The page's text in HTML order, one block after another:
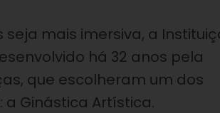
mais imersiva, a
há 32 anos pela
que escolheram um dos
Ginástica Artística.